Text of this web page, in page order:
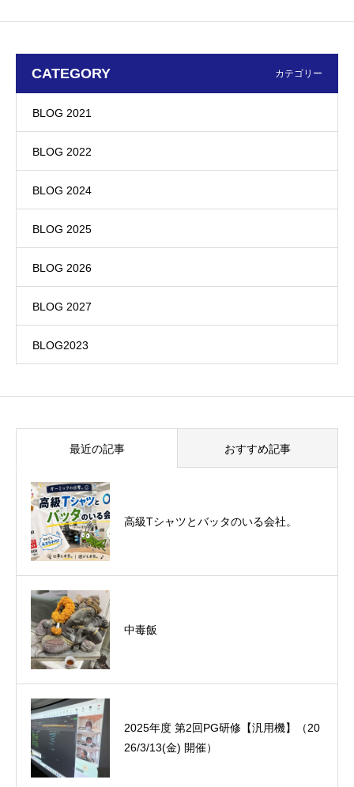
CATEGORY カテゴリー
BLOG 2021
BLOG 2022
BLOG 2024
BLOG 2025
BLOG 2026
BLOG 2027
BLOG2023
最近の記事 おすすめ記事
高級Tシャツとバッタのいる会社。
中毒飯
2025年度 第2回PG研修【汎用機】（20
26/3/13(金) 開催）
た！（秋保温泉）
オーミック2022年4月入社式